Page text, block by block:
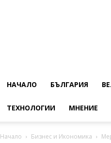
НАЧАЛО БЪЛГАРИЯ
ТЕХНОЛОГИИ МНЕНИЕ
Начало Бизнес и Икономика